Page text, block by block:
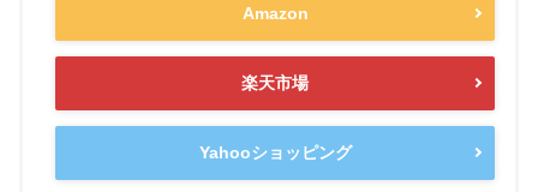
Amazon
楽天市場
Yahooショッピング